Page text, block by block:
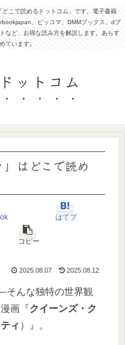
こで読めるドットコム」です。電子書籍
、ピッコマ、DMMブックス、dブ
など、お得な読み方を解説します。あらす
ています。
ットコム
」はどこで読め
はてブ
コピー
2025.08.07 2025.08.12
そんな独特の世界観
画『クイーンズ・ク
ィ ）』。